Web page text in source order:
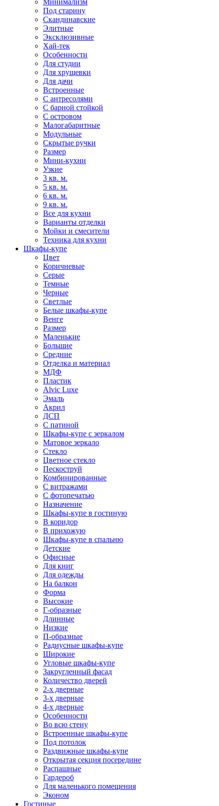
Минимализм
Под старину
Скандинавские
Элитные
Эксклюзивные
Хай-тек
Особенности
Для студии
Для хрущевки
Для дачи
Встроенные
С антресолями
С барной стойкой
С островом
Малогабаритные
Модульные
Скрытые ручки
Размер
Мини-кухни
Узкие
3 кв. м.
5 кв. м.
6 кв. м.
9 кв. м.
Все для кухни
Варианты отделки
Мойки и смесители
Техника для кухни
Шкафы-купе
Цвет
Коричневые
Серые
Темные
Черные
Светлые
Белые шкафы-купе
Венге
Размер
Маленькие
Большие
Средние
Отделка и материал
МДФ
Пластик
Alvic Luxe
Эмаль
Акрил
ДСП
С патиной
Шкафы-купе с зеркалом
Матовое зеркало
Стекло
Цветное стекло
Пескоструй
Комбинированные
С витражами
С фотопечатью
Назначение
Шкафы-купе в гостиную
В коридор
В прихожую
Шкафы-купе в спальню
Детские
Офисные
Для книг
Для одежды
На балкон
Форма
Высокие
Г-образные
Длинные
Низкие
П-образные
Радиусные шкафы-купе
Широкие
Угловые шкафы-купе
Закругленный фасад
Количество дверей
2-х дверные
3-х дверные
4-х дверные
Особенности
Во всю стену
Встроенные шкафы-купе
Под потолок
Раздвижные шкафы-купе
Открытая секция посередине
Распашные
Гардероб
Для маленького помещения
Эконом
Гостиные